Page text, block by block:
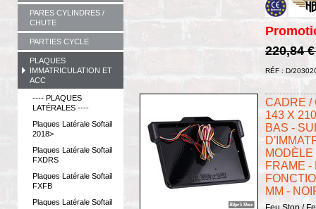
PARES CYLINDRES /
CHUTE
PARTIES CYCLE
PLAQUES
IMMATRICULATION ET
ACC
---- PLAQUES
LATÉRALES ----
Plaques Latérale Softail
2018>
Plaques Latérale Softail
FXDRS
Plaques Latérale Softail
FXFB
Plaques Latérale Softail
220,84
RÉF : D/
CADRE /
143 X
BAS -
FRAME -
MM -